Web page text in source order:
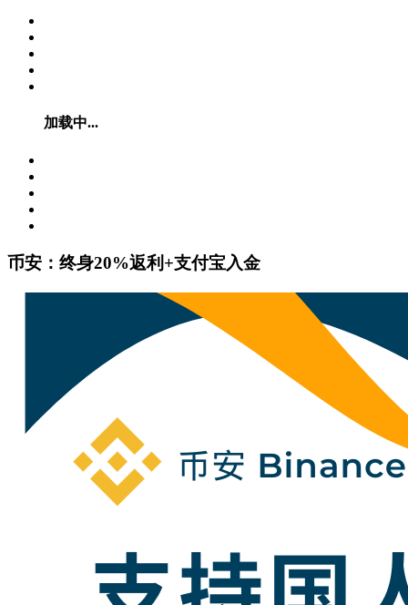
加载中...
币安：终身20%返利+支付宝入金